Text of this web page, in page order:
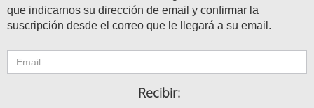
que indicarnos su dirección de email y confirmar la
suscripción desde el correo que le llegará a su email.
Recibir: